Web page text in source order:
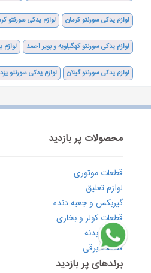
لوازم یدکی سورنتو کرمان لوازم یدکی سورنتو
لوازم یدکی سورنتو کهگیلویه و بویر احمد
لوازم یدکی سورنتو گیلان لوازم یدکی سورنتو یزد
محصولات پر بازدید
قطعات موتوری
لوازم تعلیق
گیربکس و جعبه دنده
قطعات کولر و بخاری
قطعات بدنه
قطعات برقی
برندهای پر بازدید